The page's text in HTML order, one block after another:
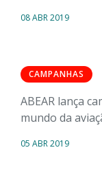
08 ABR 2019
CAMPANHAS
ABEAR lança
mundo da
05 ABR 2019